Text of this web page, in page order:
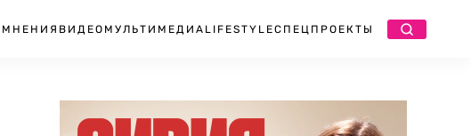
МНЕНИЯ ВИДЕО МУЛЬТИМЕДИА LIFESTYLEСПЕЦПРОЕКТЫ